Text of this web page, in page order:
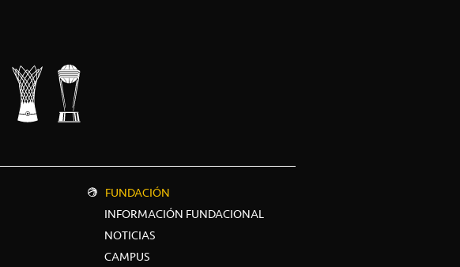
FUNDACIÓN
INFORMACIÓN FUNDACIONAL
NOTICIAS
CAMPUS